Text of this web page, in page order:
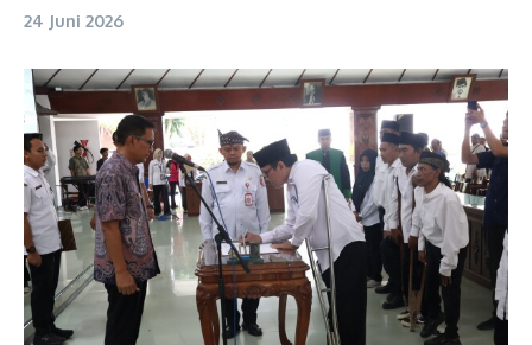
24 Juni 2026